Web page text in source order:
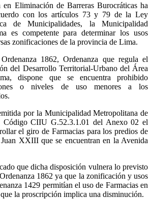
en Eliminación de Barreras Burocráticas ha
con los artículos 73 y 79 de la Ley
de Municipalidades, la Municipalidad
es competente para determinar los usos
zonificaciones de la provincia de Lima.
1862, Ordenanza que regula el
del Desarrollo Territorial-Urbano del Área
dispone que se encuentra prohibido
o niveles de uso menores a los
por la Municipalidad Metropolitana de
Código CIIU G.52.3.1.01 del Anexo 02 el
el giro de Farmacias para los predios de
XXIII que se encuentran en la Avenida
que dicha disposición vulnera lo previsto
1862 ya que la zonificación y usos
1429 permitían el uso de Farmacias en
la proscripción implica una disminución.